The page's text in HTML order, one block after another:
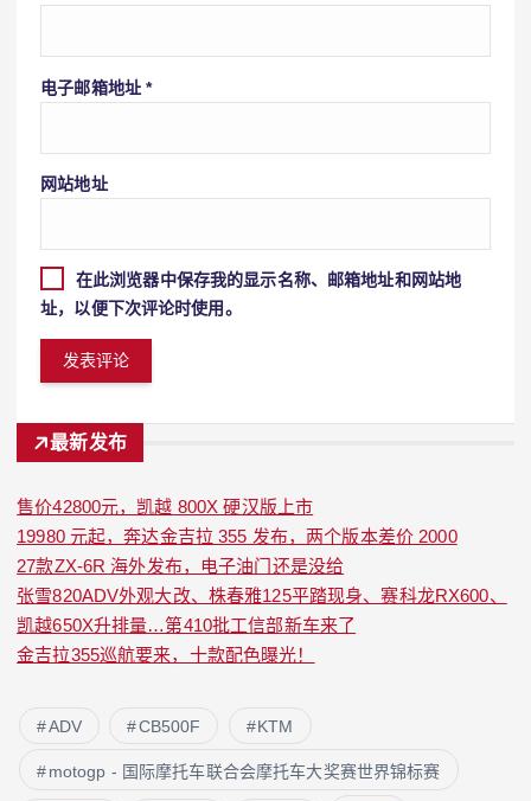
电子邮箱地址*
网站地址
在此浏览器中保存我的显示名称、邮箱地址和网站地
址，以便下次评论时使用。
最新发布
售价42800元，凯越 800X 硬汉版上市
19980 元起，奔达金吉拉 355 发布，两个版本差价 2000
27款ZX-6R 海外发布，电子油门还是没给
张雪820ADV外观大改、株春雅125平踏现身、赛科龙RX600、
凯越650X升排量…第410批工信部新车来了
金吉拉355巡航要来，十款配色曝光！
ADV CB500F KTM
motogp - 国际摩托车联合会摩托车大奖赛世界锦标赛